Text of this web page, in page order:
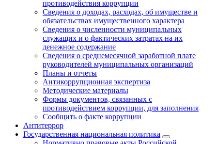
противодействия коррупции
Сведения о доходах, расходах, об имуществе и
обязательствах имущественного характера
Сведения о численности муниципальных
служащих и о фактических затратах на их
денежное содержание
Сведения о среднемесячной заработной плате
руководителей муниципальных организаций
Планы и отчеты
Антикоррупционная экспертиза
Методические материалы
Формы документов, связанных с
противодействием коррупции, для заполнения
Сообщить о факте коррупции
Антитеррор
Государственная национальная политика